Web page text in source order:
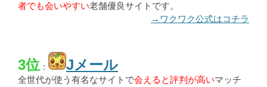
者でも会いやすい老舗優良サイトです。
→ワクワク公式はコチラ
3位 ： Jメール
全世代が使う有名なサイトで会えると評判が高いマッチ